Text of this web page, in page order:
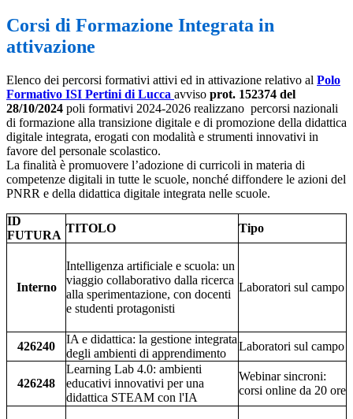
Corsi di Formazione Integrata in
attivazione
Elenco dei percorsi formativi attivi ed in attivazione relativo al Polo
Formativo ISI Pertini di Lucca avviso prot. 152374 del
28/10/2024 poli formativi 2024-2026 realizzano percorsi nazionali
di formazione alla transizione digitale e di promozione della didattica
digitale integrata, erogati con modalità e strumenti innovativi in
favore del personale scolastico.
La finalità è promuovere l’adozione di curricoli in materia di
competenze digitali in tutte le scuole, nonché diffondere le azioni del
PNRR e della didattica digitale integrata nelle scuole.
ID
FUTURA
TITOLO Tipo
Interno
Intelligenza artificiale e scuola: un
viaggio collaborativo dalla ricerca
alla sperimentazione, con docenti
e studenti protagonisti
Laboratori sul campo
426240
IA e didattica: la gestione integrata
degli ambienti di apprendimento
Laboratori sul campo
426248
Learning Lab 4.0: ambienti
educativi innovativi per una
didattica STEAM con l'IA
Webinar sincroni:
corsi online da 20 ore